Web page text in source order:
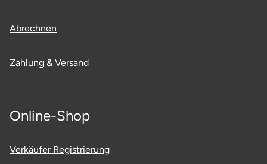
Abrechnen
Zahlung & Versand
Online-Shop
Verkäufer Registrierung